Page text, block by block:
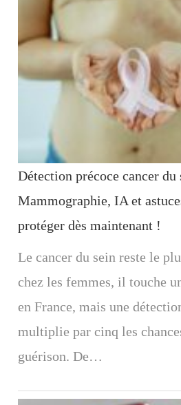
Détection précoce cancer du
Mammographie, IA et
protéger dès maintenant !
Le cancer du sein reste le
chez les femmes, il touche
en France, mais une
multiplie par cinq les
guérison. De…